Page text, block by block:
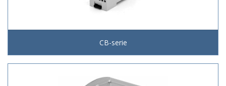
CB-serie